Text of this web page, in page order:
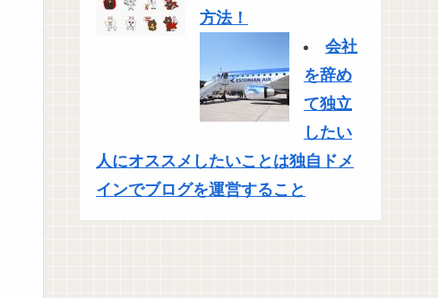
方法！
会社
を辞め
て独立
したい
人にオススメしたいことは独自ドメ
インでブログを運営すること